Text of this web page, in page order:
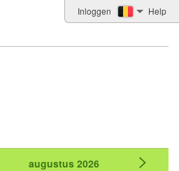
Inloggen Help
augustus2026